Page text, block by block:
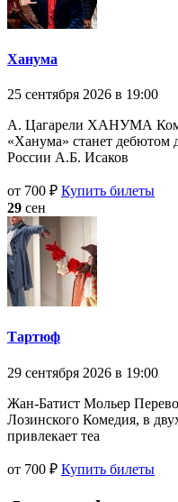
Ханума
25 сентября 2026 в 19:00
А. Цагарели ХАНУМА
«Ханума» станет дебютом
России А.Б. Исаков
от 700 ₽ Купить билеты
29 сен
Тартюф
29 сентября 2026 в 19:00
Жан-Батист Мольер
Лозинского Комедия, в
привлекает теа
от 700 ₽ Купить билеты